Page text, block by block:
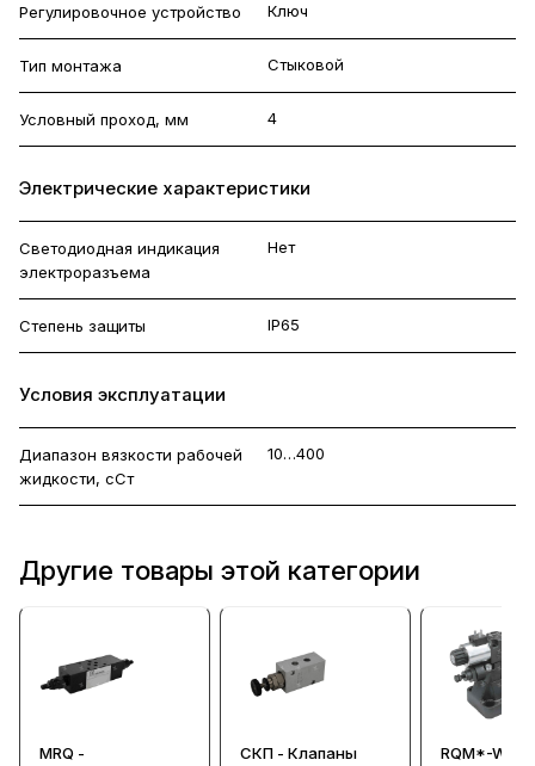
Регулировочное устройство Ключ
Тип монтажа Стыковой
Условный проход, мм 4
Электрические характеристики
Светодиодная индикация
электроразъема
Нет
Степень защиты IP65
Условия эксплуатации
Диапазон вязкости рабочей
жидкости, сСт
10…400
Другие товары этой категории
MRQ -
СКП - Клапаны
RQM*-W -